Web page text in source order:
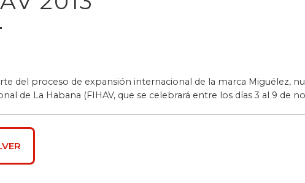
del proceso de expansión internacional de la marca Miguélez,
de La Habana (FIHAV, que se celebrará entre los días 3 al 9 de